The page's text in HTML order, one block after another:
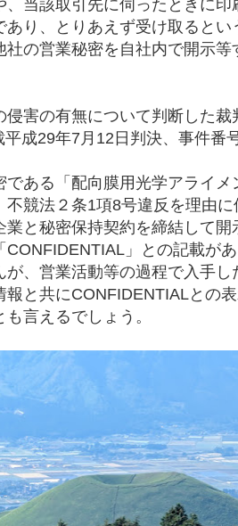
当該取引先に伺ったときに
り、とりあえず受け取るとい
の営業秘密を自社内で開示
侵害の有無について判断した
成29年7月12日判決、事件番
ある「配向膜用光学アライ
不競法２条1項8号違反を理由
と秘密保持契約を締結して開
」との記載が
、営業活動等の過程で入手し
と共にCONFIDENTIALとの
言えるでしょう。